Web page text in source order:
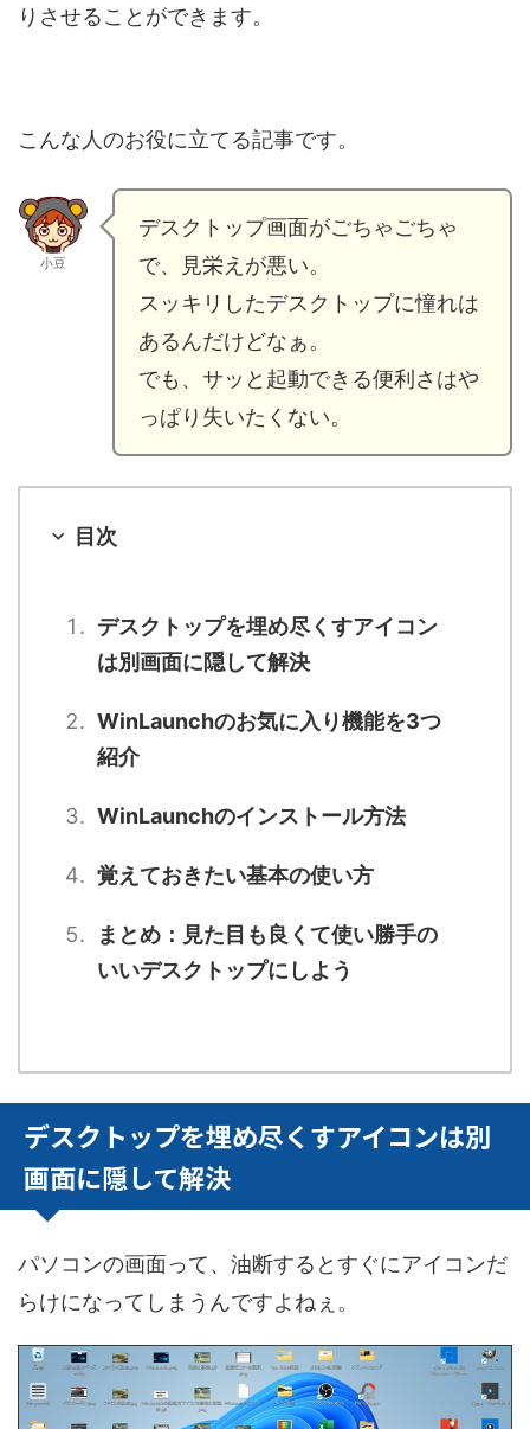
りさせることができます。
こんな人のお役に立てる記事です。
小豆
デスクトップ画面がごちゃごちゃ
で、見栄えが悪い。
スッキリしたデスクトップに憧れは
あるんだけどなぁ。
でも、サッと起動できる便利さはや
っぱり失いたくない。
目次
デスクトップを埋め尽くすアイコン
は別画面に隠して解決
WinLaunchのお気に入り機能を3つ
紹介
WinLaunchのインストール方法
覚えておきたい基本の使い方
まとめ：見た目も良くて使い勝手の
いいデスクトップにしよう
デスクトップを埋め尽くすアイコンは別
画面に隠して解決
パソコンの画面って、油断するとすぐにアイコンだ
らけになってしまうんですよねぇ。